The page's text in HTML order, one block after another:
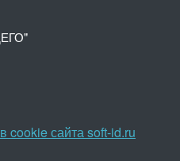
cookie сайта soft-id.ru